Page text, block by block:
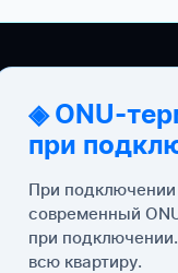
◈ ONU-
при
При
современный
при
всю квартиру.